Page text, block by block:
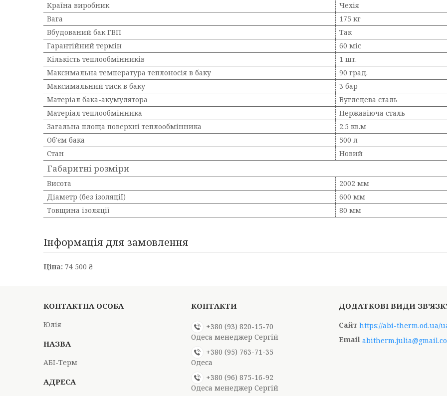
Країна виробник
Чехія
Вага
175 кг
Вбудований бак ГВП
Так
Гарантійний термін
60 міс
Кількість теплообмінників
1 шт.
Максимальна температура теплоносія в баку
90 град.
Максимальний тиск в баку
3 бар
Матеріал бака-акумулятора
Вуглецева сталь
Матеріал теплообмінника
Нержавіюча сталь
Загальна площа поверхні теплообмінника
2.5 кв.м
Об'єм бака
500 л
Стан
Новий
Габаритні розміри
Висота
2002 мм
Діаметр (без ізоляції)
600 мм
Товщина ізоляції
80 мм
Інформація для замовлення
Ціна: 74 500 ₴
Юлія
АБІ-Терм
+380 (93) 820-15-70
Одеса менеджер Сергій
+380 (95) 763-71-35
Одеса
+380 (96) 875-16-92
Одеса менеджер Сергій
https://abi-therm.od.ua/